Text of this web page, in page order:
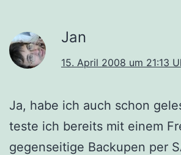
Jan
15. April 2008 um 21:13
Ja, habe ich auch schon
teste ich bereits mit einem
gegenseitige Backupen per